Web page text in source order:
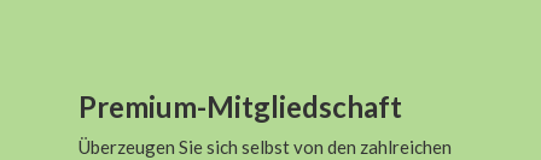
Premium-Mitgliedschaft
Überzeugen Sie sich selbst von den zahlreichen